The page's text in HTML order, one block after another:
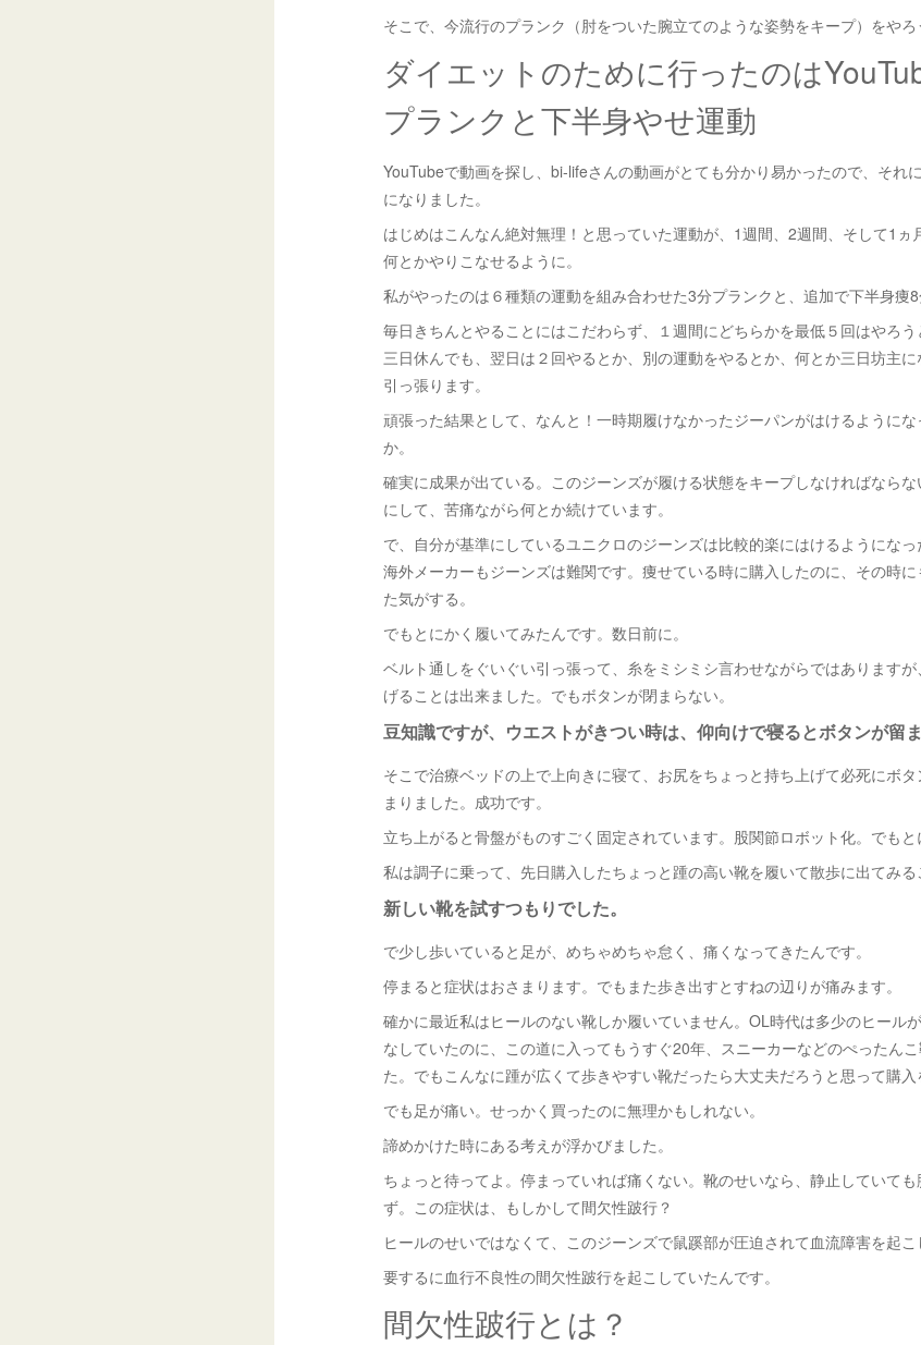
そこで、今流行のプランク（肘をついた腕立てのような姿勢をキープ）をやろ
ダイエットのために行ったのは
プランクと下半身やせ運動
YouTubeで動画を探し、bi-lifeさんの動画がとても分かり易かったので、それ
になりました。
はじめはこんなん絶対無理！と思っていた運動が、1週間、2週間、そして1ヵ
何とかやりこなせるように。
私がやったのは６種類の運動を組み合わせた3分プランクと、追加で下半身痩8
毎日きちんとやることにはこだわらず、１週間にどちらかを最低５回はやろう
三日休んでも、翌日は２回やるとか、別の運動をやるとか、何とか三日坊主
引っ張ります。
頑張った結果として、なんと！一時期履けなかったジーパンがはけるように
か。
確実に成果が出ている。このジーンズが履ける状態をキープしなければなら
にして、苦痛ながら何とか続けています。
で、自分が基準にしているユニクロのジーンズは比較的楽にはけるようにな
海外メーカーもジーンズは難関です。痩せている時に購入したのに、その時
た気がする。
でもとにかく履いてみたんです。数日前に。
ベルト通しをぐいぐい引っ張って、糸をミシミシ言わせながらではあります
げることは出来ました。でもボタンが閉まらない。
豆知識ですが、ウエストがきつい時は、仰向けで寝るとボタンが留
そこで治療ベッドの上で上向きに寝て、お尻をちょっと持ち上げて必死にボ
まりました。成功です。
立ち上がると骨盤がものすごく固定されています。股関節ロボット化。でもと
私は調子に乗って、先日購入したちょっと踵の高い靴を履いて散歩に出てみる
新しい靴を試すつもりでした。
で少し歩いていると足が、めちゃめちゃ怠く、痛くなってきたんです。
停まると症状はおさまります。でもまた歩き出すとすねの辺りが痛みます。
確かに最近私はヒールのない靴しか履いていません。OL時代は多少のヒール
なしていたのに、この道に入ってもうすぐ20年、スニーカーなどのぺったん
た。でもこんなに踵が広くて歩きやすい靴だったら大丈夫だろうと思って購入
でも足が痛い。せっかく買ったのに無理かもしれない。
諦めかけた時にある考えが浮かびました。
ちょっと待ってよ。停まっていれば痛くない。靴のせいなら、静止していて
ず。この症状は、もしかして間欠性跛行？
ヒールのせいではなくて、このジーンズで鼠蹊部が圧迫されて血流障害を起こ
要するに血行不良性の間欠性跛行を起こしていたんです。
間欠性跛行とは？